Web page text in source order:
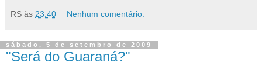
RS às 23:40 Nenhum comentário:
sábado, 5 de setembro de 2009
"Será do Guaraná?"